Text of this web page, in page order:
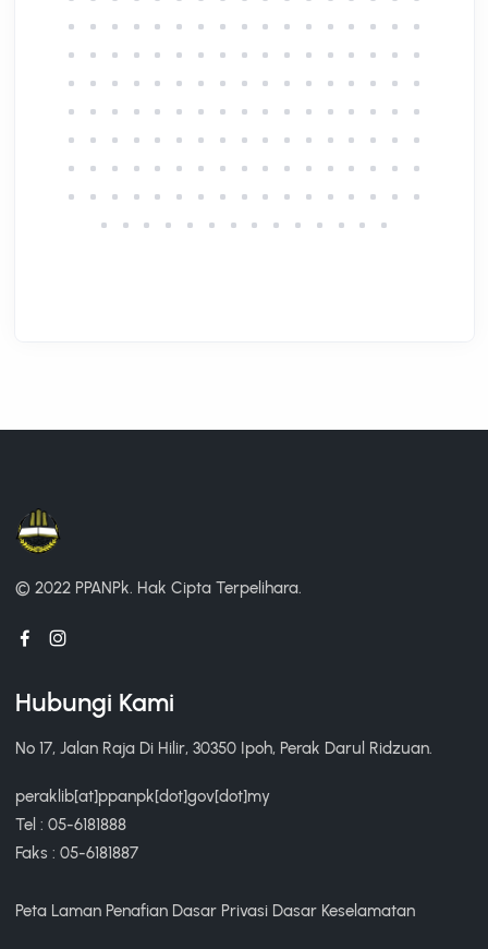
© 2022 PPANPk. Hak Cipta Terpelihara.
Hubungi Kami
No 17, Jalan Raja Di Hilir, 30350 Ipoh, Perak Darul Ridzuan.
peraklib[at]ppanpk[dot]gov[dot]my
Tel : 05-6181888
Faks : 05-6181887
Peta Laman Penafian Dasar Privasi Dasar Keselamatan